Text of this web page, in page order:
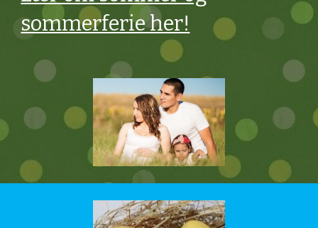
sommerferie her!